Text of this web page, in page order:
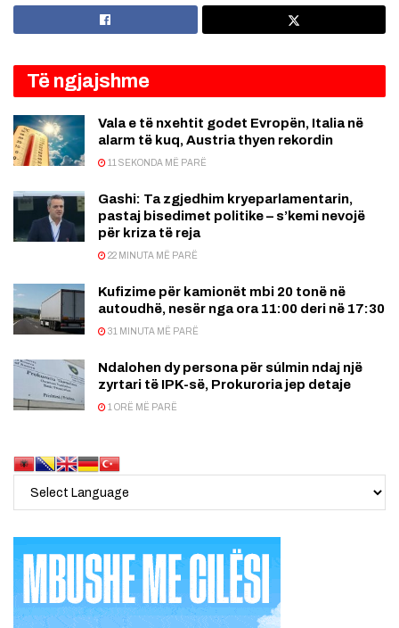
Të ngjajshme
Vala e të nxehtit godet Evropën, Italia në
alarm të kuq, Austria thyen rekordin
11 SEKONDA MË PARË
Gashi: Ta zgjedhim kryeparlamentarin,
pastaj bisedimet politike – s’kemi nevojë
për kriza të reja
22 MINUTA MË PARË
Kufizime për kamionët mbi 20 tonë në
autoudhë, nesër nga ora 11:00 deri në 17:30
31 MINUTA MË PARË
Ndalohen dy persona për súlmin ndaj një
zyrtari të IPK-së, Prokuroria jep detaje
1 ORË MË PARË